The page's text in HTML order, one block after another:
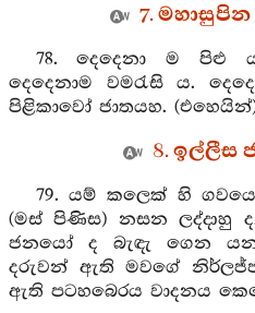
7.
78. දෙදෙනා ම පිළු
දෙදෙනාම වමරැසි ය.
පිළිකාවෝ ජාතයහ.
8. ඉල්ලීස
79. යම් කලෙක් හි ගවයෝ
(මස් පිණිස) නසන ලද්දාහු
ජනයෝ ද බැඳැ ගෙන
දරුවන් ඇති මවගේ නිර්ලජ්ජ
ඇති පටහබෙරය වාදනය